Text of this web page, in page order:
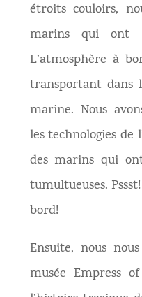
étroits couloirs,
marins qui ont
L’atmosphère à
transportant dans
marine. Nous
les technologies de
des marins qui
tumultueuses.
bord!
Ensuite, nous
musée Empress